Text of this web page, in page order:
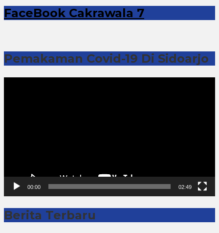
FaceBook Cakrawala 7
Pemakaman Covid-19 Di Sidoarjo
00:00 02:49
Berita Terbaru